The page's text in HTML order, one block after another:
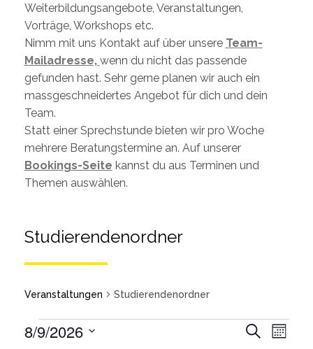
Weiterbildungsangebote, Veranstaltungen,
Vorträge, Workshops etc.
Nimm mit uns Kontakt auf über unsere Team-
Mailadresse, wenn du nicht das passende
gefunden hast. Sehr gerne planen wir auch ein
massgeschneidertes Angebot für dich und dein
Team.
Statt einer Sprechstunde bieten wir pro Woche
mehrere Beratungstermine an. Auf unserer
Bookings-Seite kannst du aus Terminen und
Themen auswählen.
Studierendenordner
Veranstaltungen Studierendenordner
Suche
Monat
8/9/2026